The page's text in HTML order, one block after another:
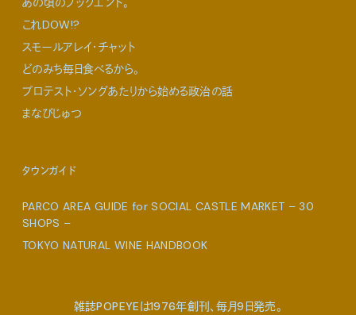
これDOW!?
スモールアレイ・チャット
どのみち毎日食べるから。
プロテスト・ソングあたりから始める政治の話
まなびじゅつ
タウンガイド
PARCO AREA GUIDE for SOCIAL CASTLE MARKET – 30
SHOPS –
TOKYO NATURAL WINE HANDBOOK
雑誌POPEYEは1976年創刊、毎月9日発売。